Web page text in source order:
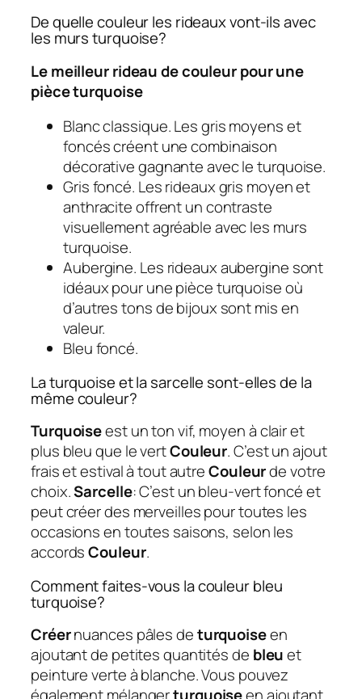
De quelle couleur les rideaux vont-ils avec
les murs turquoise?
Le meilleur rideau de couleur pour une
pièce turquoise
Blanc classique. Les gris moyens et
foncés créent une combinaison
décorative gagnante avec le turquoise.
Gris foncé. Les rideaux gris moyen et
anthracite offrent un contraste
visuellement agréable avec les murs
turquoise.
Aubergine. Les rideaux aubergine sont
idéaux pour une pièce turquoise où
d’autres tons de bijoux sont mis en
valeur.
Bleu foncé.
La turquoise et la sarcelle sont-elles de la
même couleur?
Turquoiseest un ton vif, moyen à clair et
plus bleu que le vertCouleur. C’est un ajout
frais et estival à tout autreCouleurde votre
choix.Sarcelle: C’est un bleu-vert foncé et
peut créer des merveilles pour toutes les
occasions en toutes saisons, selon les
accordsCouleur.
Comment faites-vous la couleur bleu
turquoise?
Créernuances pâles deturquoiseen
ajoutant de petites quantités de bleuet
peinture verte à blanche. Vous pouvez